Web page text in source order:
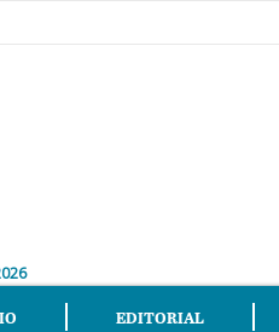
EDITORIAL